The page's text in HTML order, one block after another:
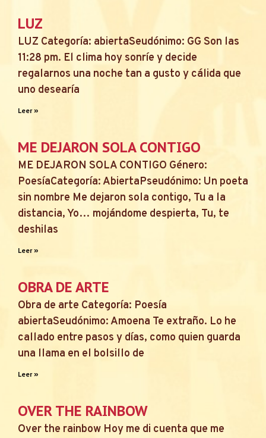
LUZ
LUZ Categoría: abiertaSeudónimo: GG Son las
11:28 pm. El clima hoy sonríe y decide
regalarnos una noche tan a gusto y cálida que
uno desearía
Leer »
ME DEJARON SOLA CONTIGO
ME DEJARON SOLA CONTIGO Género:
PoesíaCategoría: AbiertaPseudónimo: Un poeta
sin nombre Me dejaron sola contigo, Tu a la
distancia, Yo… mojándome despierta, Tu, te
deshilas
Leer »
OBRA DE ARTE
Obra de arte Categoría: Poesía
abiertaSeudónimo: Amoena Te extraño. Lo he
callado entre pasos y días, como quien guarda
una llama en el bolsillo de
Leer »
OVER THE RAINBOW
Over the rainbow Hoy me di cuenta que me